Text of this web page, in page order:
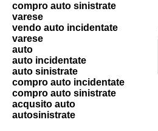
compro auto sinistrate
varese
vendo auto incidentate
varese
auto
auto incidentate
auto sinistrate
compro auto incidentate
compro auto sinistrate
acqusito auto
autosinistrate